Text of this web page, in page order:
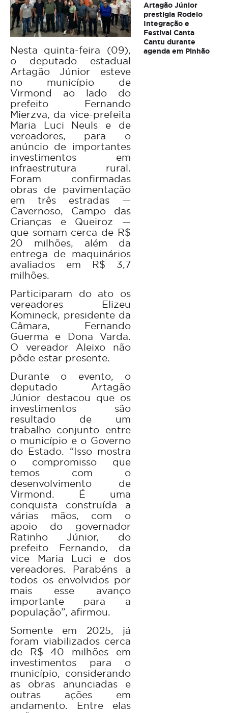
Nesta quinta-feira (09),
o deputado estadual
Artagão Júnior esteve
no município de
Virmond ao lado do
prefeito Fernando
Mierzva, da vice-prefeita
Maria Luci Neuls e de
vereadores, para o
anúncio de importantes
investimentos em
infraestrutura rural.
Foram confirmadas
obras de pavimentação
em três estradas —
Cavernoso, Campo das
Crianças e Queiroz —
que somam cerca de R$
20 milhões, além da
entrega de maquinários
avaliados em R$ 3,7
milhões.
Participaram do ato os
vereadores Elizeu
Komineck, presidente da
Câmara, Fernando
Guerma e Dona Varda.
O vereador Aleixo não
pôde estar presente.
Durante o evento, o
deputado Artagão
Júnior destacou que os
investimentos são
resultado de um
trabalho conjunto entre
o município e o Governo
do Estado. “Isso mostra
o compromisso que
temos com o
desenvolvimento de
Virmond. É uma
conquista construída a
várias mãos, com o
apoio do governador
Ratinho Júnior, do
prefeito Fernando, da
vice Maria Luci e dos
vereadores. Parabéns a
todos os envolvidos por
mais esse avanço
importante para a
população”, afirmou.
Somente em 2025, já
foram viabilizados cerca
de R$ 40 milhões em
investimentos para o
município, considerando
as obras anunciadas e
outras ações em
andamento. Entre elas
Artagão Júnior
prestigia Rodeio
Integração e
Festival Canta
Cantu durante
agenda em Pinhão